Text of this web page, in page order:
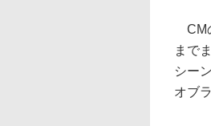
CM
まで
シー
オブ